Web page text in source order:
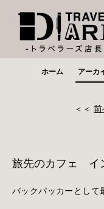
ホーム アーカ
＜＜ 前
旅先のカフェ イ
バックパッカーとして